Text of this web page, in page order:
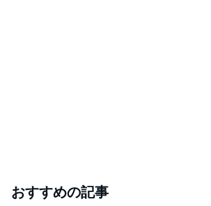
おすすめの記事